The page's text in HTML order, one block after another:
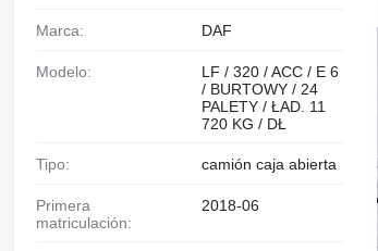
Marca: DAF
Modelo:
LF / 320 / ACC / E 6
/ BURTOWY / 24
PALETY / ŁAD. 11
720 KG / DŁ
Tipo: camión caja abierta
Primera
matriculación:
2018-06